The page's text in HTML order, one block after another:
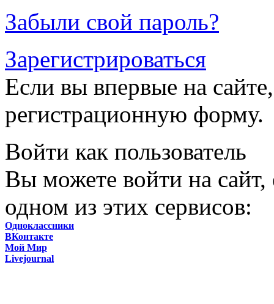
Забыли свой пароль?
Зарегистрироваться
Если вы впервые на
регистрационную форму.
Войти как пользователь
Вы можете войти на сайт,
одном из этих сервисов:
Одноклассники
ВКонтакте
Мой Мир
Livejournal